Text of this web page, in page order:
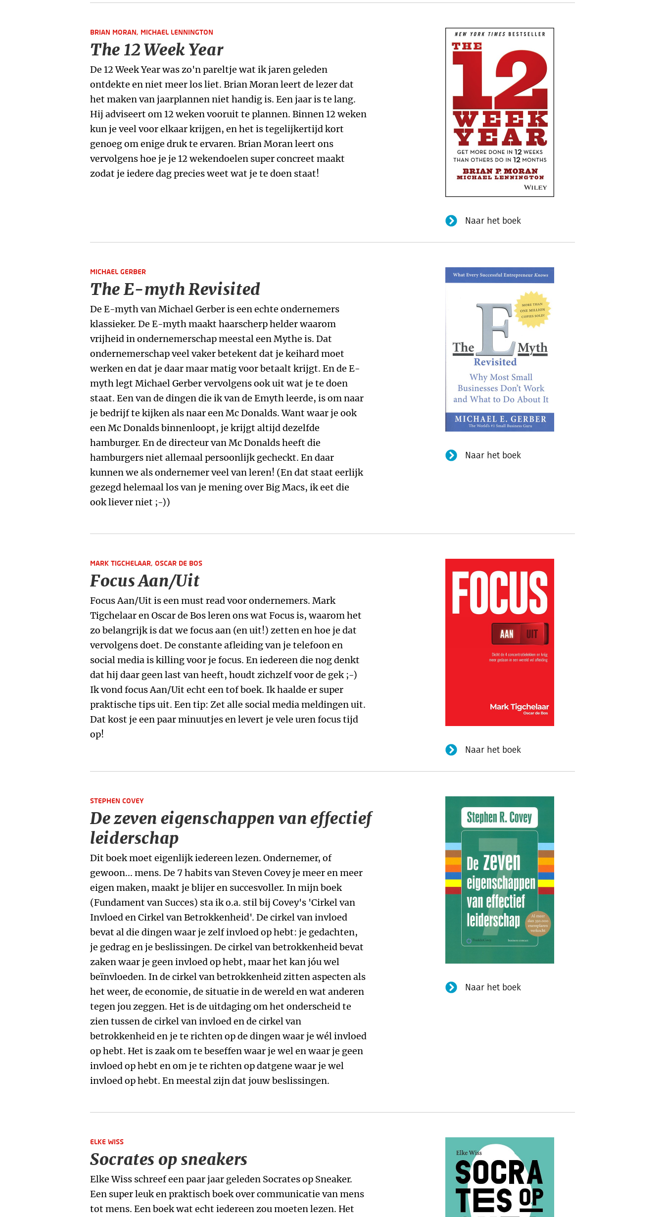
BRIAN MORAN, MICHAEL LENNINGTON
The 12 Week Year
De 12 Week Year was zo'n pareltje wat ik jaren geleden
ontdekte en niet meer los liet. Brian Moran leert de lezer dat
het maken van jaarplannen niet handig is. Een jaar is te lang.
Hij adviseert om 12 weken vooruit te plannen. Binnen 12 weken
kun je veel voor elkaar krijgen, en het is tegelijkertijd kort
genoeg om enige druk te ervaren. Brian Moran leert ons
vervolgens hoe je je 12 wekendoelen super concreet maakt
zodat je iedere dag precies weet wat je te doen staat!
Naar het boek
MICHAEL GERBER
The E-myth Revisited
De E-myth van Michael Gerber is een echte ondernemers
klassieker. De E-myth maakt haarscherp helder waarom
vrijheid in ondernemerschap meestal een Mythe is. Dat
ondernemerschap veel vaker betekent dat je keihard moet
werken en dat je daar maar matig voor betaalt krijgt. En de E-
myth legt Michael Gerber vervolgens ook uit wat je te doen
staat. Een van de dingen die ik van de Emyth leerde, is om naar
je bedrijf te kijken als naar een Mc Donalds. Want waar je ook
een Mc Donalds binnenloopt, je krijgt altijd dezelfde
hamburger. En de directeur van Mc Donalds heeft die
hamburgers niet allemaal persoonlijk gecheckt. En daar
kunnen we als ondernemer veel van leren! (En dat staat eerlijk
gezegd helemaal los van je mening over Big Macs, ik eet die
ook liever niet ;-))
Naar het boek
MARK TIGCHELAAR, OSCAR DE BOS
Focus Aan/Uit
Focus Aan/Uit is een must read voor ondernemers. Mark
Tigchelaar en Oscar de Bos leren ons wat Focus is, waarom het
zo belangrijk is dat we focus aan (en uit!) zetten en hoe je dat
vervolgens doet. De constante afleiding van je telefoon en
social media is killing voor je focus. En iedereen die nog denkt
dat hij daar geen last van heeft, houdt zichzelf voor de gek ;-)
Ik vond focus Aan/Uit echt een tof boek. Ik haalde er super
praktische tips uit. Een tip: Zet alle social media meldingen uit.
Dat kost je een paar minuutjes en levert je vele uren focus tijd
op!
Naar het boek
STEPHEN COVEY
De zeven eigenschappen van effectief
leiderschap
Dit boek moet eigenlijk iedereen lezen. Ondernemer, of
gewoon... mens. De 7 habits van Steven Covey je meer en meer
eigen maken, maakt je blijer en succesvoller. In mijn boek
(Fundament van Succes) sta ik o.a. stil bij Covey's 'Cirkel van
Invloed en Cirkel van Betrokkenheid'. De cirkel van invloed
bevat al die dingen waar je zelf invloed op hebt: je gedachten,
je gedrag en je beslissingen. De cirkel van betrokkenheid bevat
zaken waar je geen invloed op hebt, maar het kan jóu wel
beïnvloeden. In de cirkel van betrokkenheid zitten aspecten als
het weer, de economie, de situatie in de wereld en wat anderen
tegen jou zeggen. Het is de uitdaging om het onderscheid te
zien tussen de cirkel van invloed en de cirkel van
betrokkenheid en je te richten op de dingen waar je wél invloed
op hebt. Het is zaak om te beseffen waar je wel en waar je geen
invloed op hebt en om je te richten op datgene waar je wel
invloed op hebt. En meestal zijn dat jouw beslissingen.
Naar het boek
ELKE WISS
Socrates op sneakers
Elke Wiss schreef een paar jaar geleden Socrates op Sneaker.
Een super leuk en praktisch boek over communicatie van mens
tot mens. Een boek wat echt iedereen zou moeten lezen. Het